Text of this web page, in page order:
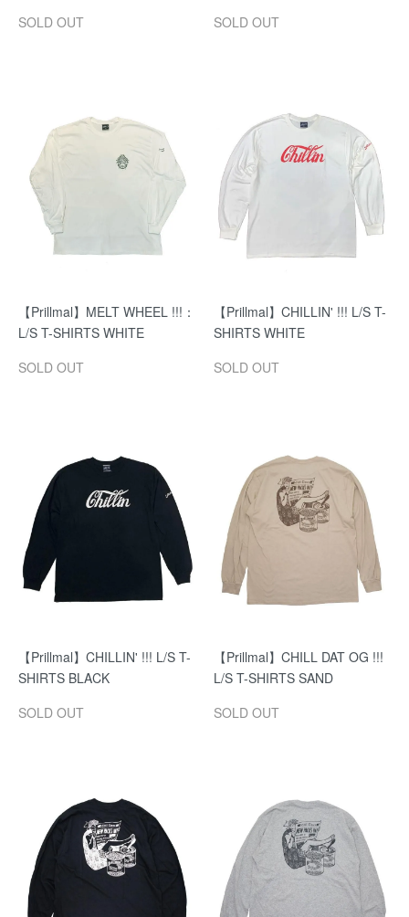
SOLD OUT
SOLD OUT
【Prillmal】MELT WHEEL !!!：
L/S T-SHIRTS WHITE
SOLD OUT
【Prillmal】CHILLIN' !!! L/S T-
SHIRTS WHITE
SOLD OUT
【Prillmal】CHILLIN' !!! L/S T-
SHIRTS BLACK
SOLD OUT
【Prillmal】CHILL DAT OG !!!
L/S T-SHIRTS SAND
SOLD OUT